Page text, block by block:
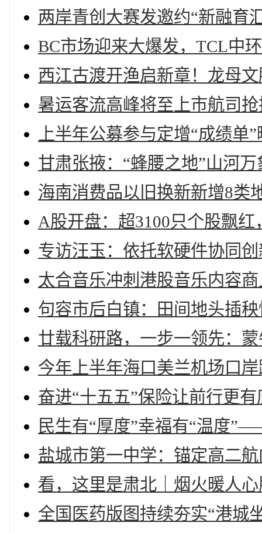
两岸青创大赛发邀约“新融育
BC市场迎来大爆发，TCL中
西江古渡开渔启新章！龙母
暑运客流高峰将至上市航司
上半年公募参与定增“成绩
甘肃张掖：“蜂腰之地”山河万
海南消费品以旧换新新增8类
A股开盘：超3100只个股飘
专访汪玉：依托软硬件协同
太合音乐冲刺港股音乐内容
句容市后白镇：田间地头插
廿载科研路，一步一领先：
今年上半年海口美兰机场口
奋进“十五五”保险让前行更
民生有“厚度”幸福有“温度
盐城市第一中学：锚定高二
看，这里是肃北｜烟火暖人
全国医药版图持续夯实“港城